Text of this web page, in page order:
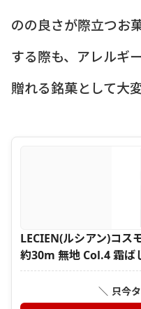
のの良さが際立つお
する際も、アレルギ
贈れる銘菓として大
LECIEN(ルシアン)コ
約30m 無地 Col.4 霜ば
＼ 只今